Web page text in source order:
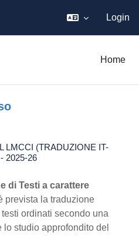
Login
Home
LMCCI (TRADUZIONE IT-
2025-26
di Testi a carattere
prevista la traduzione
ordinati secondo una
studio approfondito del